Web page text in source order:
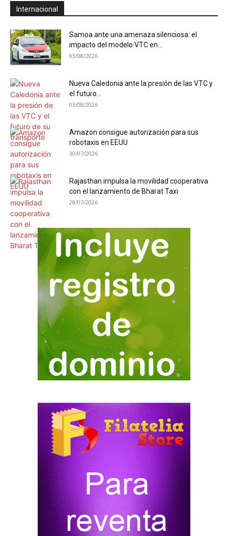
Internacional
Samoa ante una amenaza silenciosa: el
impacto del modelo VTC en...
03/08/2026
Nueva Caledonia ante la presión de las VTC y
el futuro...
03/08/2026
Amazon consigue autorización para sus
robotaxis en EEUU
30/07/2026
Rajasthan impulsa la movilidad cooperativa
con el lanzamiento de Bharat Taxi
28/07/2026